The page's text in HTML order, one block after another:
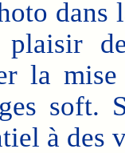
dans
la
soft.
à des